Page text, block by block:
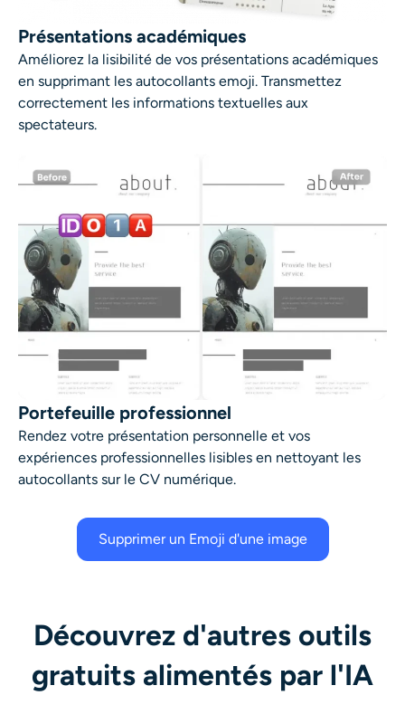
Présentations académiques
Améliorez la lisibilité de vos présentations académiques
en supprimant les autocollants emoji. Transmettez
correctement les informations textuelles aux
spectateurs.
Portefeuille professionnel
Rendez votre présentation personnelle et vos
expériences professionnelles lisibles en nettoyant les
autocollants sur le CV numérique.
Supprimer un Emoji d'une image
Découvrez d'autres outils
gratuits alimentés par l'IA